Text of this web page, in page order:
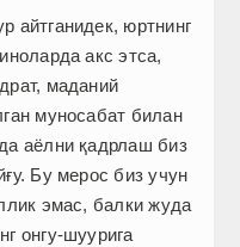
айтганидек, юртнинг
акс этса,
маданий
муносабат билан
аёлни қадрлаш биз
Бу мерос биз учун
эмас, балки жуда
онгу-шуурига